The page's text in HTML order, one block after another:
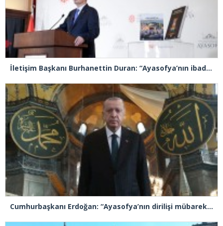
İletişim Başkanı Burhanettin Duran: “Ayasofya’nın ibadete açılması adeta bir Kızılelma’ydı”
Cumhurbaşkanı Erdoğan: “Ayasofya’nın dirilişi mübarek olsun”